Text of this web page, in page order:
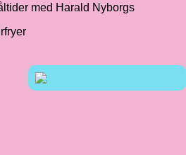
med Harald Nyborgs